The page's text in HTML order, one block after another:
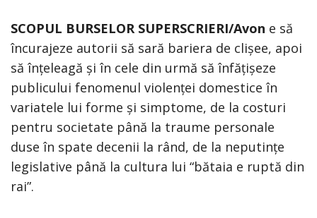
SCOPUL BURSELOR SUPERSCRIERI/Avon e să
încurajeze autorii să sară bariera de clișee, apoi
să înțeleagă și în cele din urmă să înfățișeze
publicului fenomenul violenței domestice în
variatele lui forme și simptome, de la costuri
pentru societate până la traume personale
duse în spate decenii la rând, de la neputințe
legislative până la cultura lui “bătaia e ruptă din
rai”.